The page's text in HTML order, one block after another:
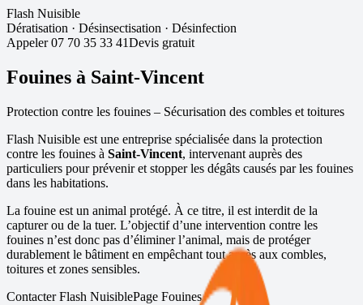
Flash Nuisible
Dératisation · Désinsectisation · Désinfection
Appeler 07 70 35 33 41Devis gratuit
Fouines à Saint-Vincent
Protection contre les fouines – Sécurisation des combles et toitures
Flash Nuisible est une entreprise spécialisée dans la protection
contre les fouines à Saint-Vincent, intervenant auprès des
particuliers pour prévenir et stopper les dégâts causés par les fouines
dans les habitations.
La fouine est un animal protégé. À ce titre, il est interdit de la
capturer ou de la tuer. L’objectif d’une intervention contre les
fouines n’est donc pas d’éliminer l’animal, mais de protéger
durablement le bâtiment en empêchant tout accès aux combles,
toitures et zones sensibles.
Contacter Flash NuisiblePage Fouines